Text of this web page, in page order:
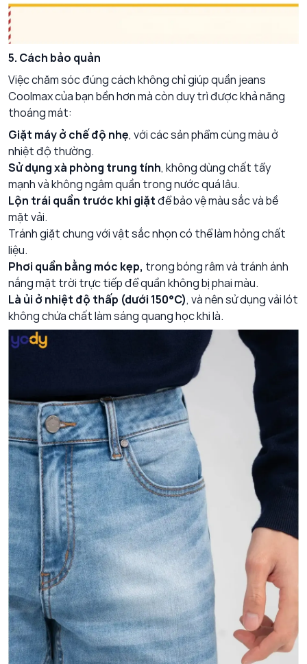
5. Cách bảo quản
Việc chăm sóc đúng cách không chỉ giúp quần jeans
Coolmax của bạn bền hơn mà còn duy trì được khả năng
thoáng mát:
Giặt máy ở chế độ nhẹ, với các sản phẩm cùng màu ở
nhiệt độ thường.
Sử dụng xà phòng trung tính, không dùng chất tẩy
mạnh và không ngâm quần trong nước quá lâu.
Lộn trái quần trước khi giặtđể bảo vệ màu sắc và bề
mặt vải.
Tránh giặt chung với vật sắc nhọn có thể làm hỏng chất
liệu.
Phơi quần bằng móc kẹp, trong bóng râm và tránh ánh
nắng mặt trời trực tiếp để quần không bị phai màu.
Là ủi ở nhiệt độ thấp (dưới 150°C), và nên sử dụng vải lót
không chứa chất làm sáng quang học khi là.